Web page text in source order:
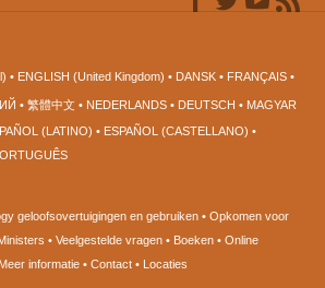
ENGLISH (United Kingdom) DANSK FRANÇAIS
繁體中文 NEDERLANDS DEUTSCH
MAGYAR
(LATINO)
ESPAÑOL (CASTELLANO)
geloofsovertuigingen en gebruiken
Opkomen voor
Veelgestelde vragen Boeken
Online
Meer informatie Contact Locaties